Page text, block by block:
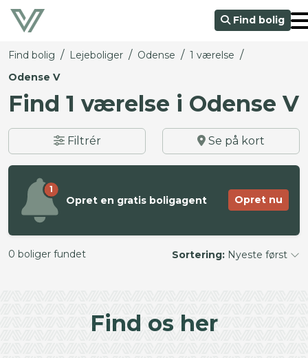
Find bolig
Find bolig / Lejeboliger / Odense / 1 værelse /
Odense V
Find 1 værelse i Odense V
Filtrér Se på kort
1
Opret en gratis boligagent Opret nu
0 boliger fundet Sortering: Nyeste først
Find os her